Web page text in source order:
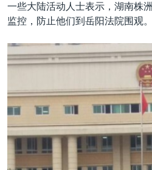
一些大陆活动人士表示，湖南株
监控，防止他们到岳阳法院围观。